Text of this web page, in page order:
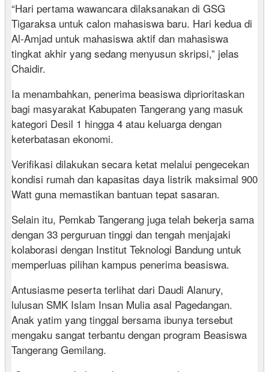
“Hari pertama wawancara dilaksanakan di GSG
Tigaraksa untuk calon mahasiswa baru. Hari kedua di
Al-Amjad untuk mahasiswa aktif dan mahasiswa
tingkat akhir yang sedang menyusun skripsi,” jelas
Chaidir.
Ia menambahkan, penerima beasiswa diprioritaskan
bagi masyarakat Kabupaten Tangerang yang masuk
kategori Desil 1 hingga 4 atau keluarga dengan
keterbatasan ekonomi.
Verifikasi dilakukan secara ketat melalui pengecekan
kondisi rumah dan kapasitas daya listrik maksimal 900
Watt guna memastikan bantuan tepat sasaran.
Selain itu, Pemkab Tangerang juga telah bekerja sama
dengan 33 perguruan tinggi dan tengah menjajaki
kolaborasi dengan Institut Teknologi Bandung untuk
memperluas pilihan kampus penerima beasiswa.
Antusiasme peserta terlihat dari Daudi Alanury,
lulusan SMK Islam Insan Mulia asal Pagedangan.
Anak yatim yang tinggal bersama ibunya tersebut
mengaku sangat terbantu dengan program Beasiswa
Tangerang Gemilang.